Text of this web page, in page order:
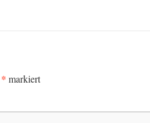
* markiert